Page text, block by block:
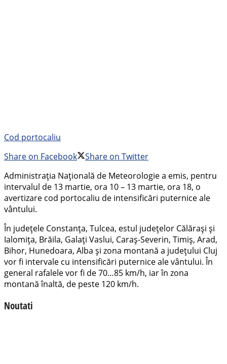
Cod portocaliu
Share on Facebook
Share on Twitter
Administrația Națională de Meteorologie a emis, pentru
intervalul de 13 martie, ora 10 – 13 martie, ora 18, o
avertizare cod portocaliu de intensificări puternice ale
vântului.
În județele Constanța, Tulcea, estul județelor Călărași și
Ialomița, Brăila, Galați Vaslui, Caraș-Severin, Timiș, Arad,
Bihor, Hunedoara, Alba și zona montană a județului Cluj
vor fi intervale cu intensificări puternice ale vântului. În
general rafalele vor fi de 70…85 km/h, iar în zona
montană înaltă, de peste 120 km/h.
Noutati